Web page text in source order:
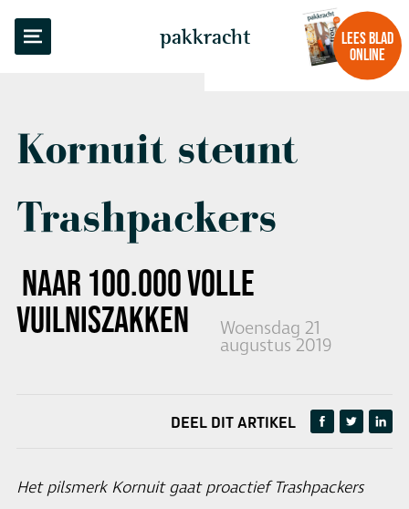
pakkracht
LEES BLAD
ONLINE
Kornuit steunt
Trashpackers
NAAR 100.000 VOLLE
VUILNISZAKKEN
Woensdag 21
augustus 2019
TERUG NAAR OVERZICHT
DEEL DIT ARTIKEL
Het pilsmerk Kornuit gaat proactief Trashpackers